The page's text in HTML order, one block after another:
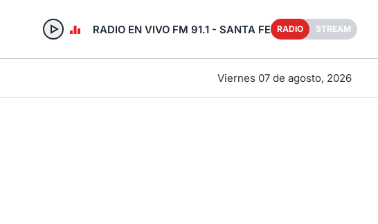
RADIO EN VIVO FM 91.1 - SANTA FE RADIO STREAM
Viernes 07 de agosto, 2026